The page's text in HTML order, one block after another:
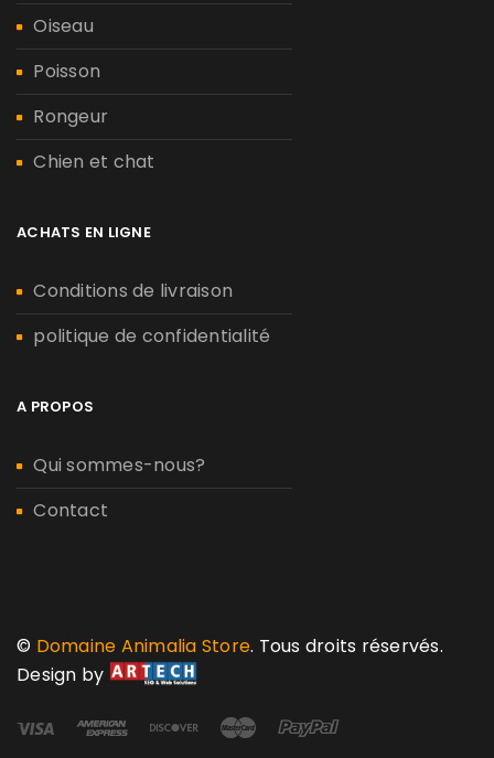
Oiseau
Poisson
Rongeur
Chien et chat
ACHATS EN LIGNE
Conditions de livraison
politique de confidentialité
A PROPOS
Qui sommes-nous?
Contact
© Domaine Animalia Store. Tous droits réservés.
Design by